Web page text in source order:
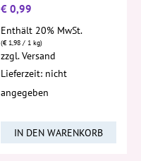
€ 0,99
Enthält 20% MwSt.
(€ 1,98 / 1 kg)
zzgl.Versand
Lieferzeit: nicht
angegeben
IN DEN WARENKORB